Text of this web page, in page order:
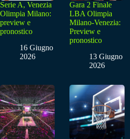
Serie A, Venezia
Olimpia Milano:
preview e
pronostico
16 Giugno
2026
Gara 2 Finale
LBA Olimpia
Milano-Venezia:
Preview e
pronostico
13 Giugno
2026